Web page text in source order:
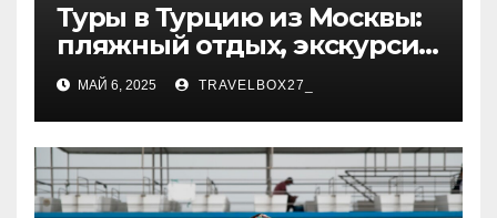
Туры в Турцию из Москвы:
пляжный отдых, экскурсии
и лучшие курорты
МАЙ 6, 2025 TRAVELBOX27_